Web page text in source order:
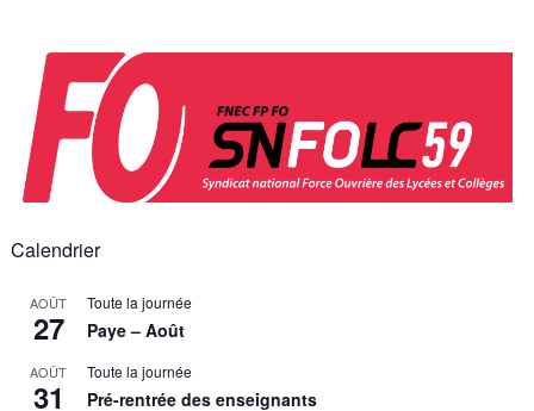
content
Calendrier
AOÛT
27
Toute la journée
Paye – Août
AOÛT
31
Toute la journée
Pré-rentrée des enseignants